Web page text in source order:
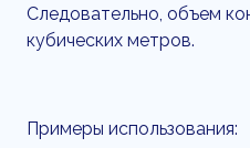
Следовательно, объем
кубических метров.
Примеры использования: